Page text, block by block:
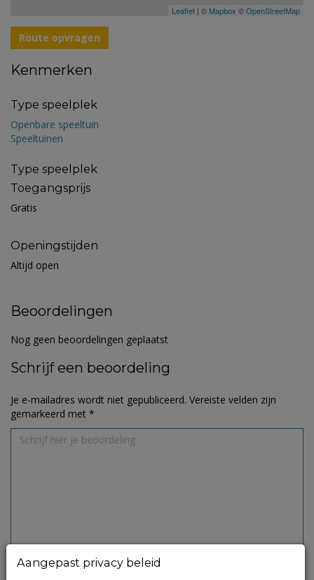
Leaflet | © Mapbox ©OpenStreetMap
Route opvragen
Kenmerken
Type speelplek
Openbare speeltuin
Speeltuinen
Type speelplek
Toegangsprijs
Gratis
Openingstijden
Altijd open
Beoordelingen
Nog geen beoordelingen geplaatst
Schrijf een beoordeling
Je e-mailadres wordt niet gepubliceerd. Vereiste velden zijn
gemarkeerd met *
Aangepast privacy beleid